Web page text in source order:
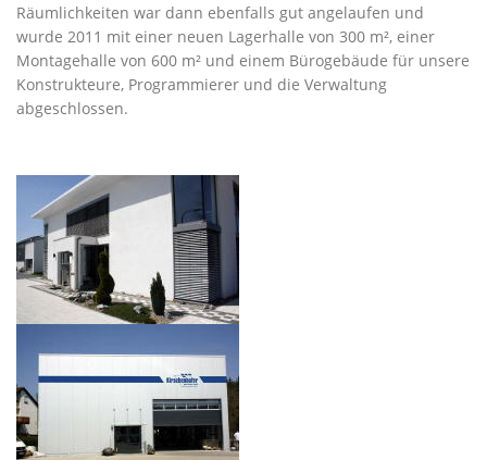
Räumlichkeiten war dann ebenfalls gut angelaufen und
wurde 2011 mit einer neuen Lagerhalle von 300 m², einer
Montagehalle von 600 m² und einem Bürogebäude für unsere
Konstrukteure, Programmierer und die Verwaltung
abgeschlossen.